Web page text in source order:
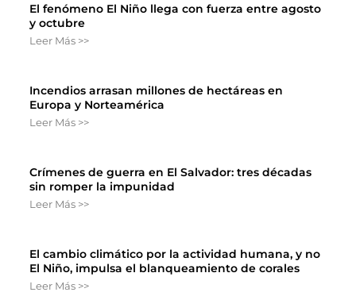
El fenómeno El Niño llega con fuerza entre agosto
y octubre
Leer Más >>
Incendios arrasan millones de hectáreas en
Europa y Norteamérica
Leer Más >>
Crímenes de guerra en El Salvador: tres décadas
sin romper la impunidad
Leer Más >>
El cambio climático por la actividad humana, y no
El Niño, impulsa el blanqueamiento de corales
Leer Más >>